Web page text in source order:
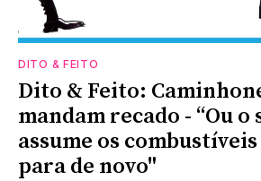
DITO & FEITO
Dito & Feito:
mandam recado - “Ou o
assume os
para de novo"